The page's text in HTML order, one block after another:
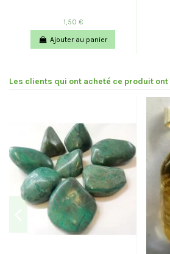
1,50 €
Ajouter au panier
Les clients qui ont acheté ce produit